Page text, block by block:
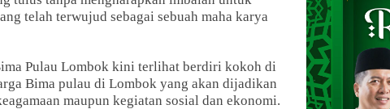
telah terwujud sebagai sebuah maha karya
Pulau Lombok kini terlihat berdiri kokoh di
Bima pulau di Lombok yang akan dijadikan
maupun kegiatan sosial dan ekonomi.